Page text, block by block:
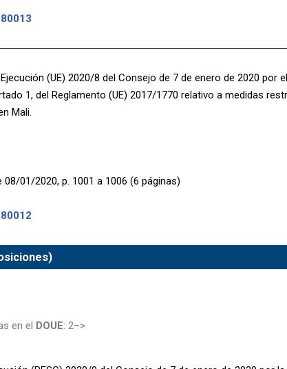
(UE) 2020/8 del Consejo de 7 de enero de 2020 por
1, del Reglamento (UE) 2017/1770 relativo a medidas
Mali.
08/01/2020, p. 1001 a 1006 (6 páginas)
en el DOUE: 2–>